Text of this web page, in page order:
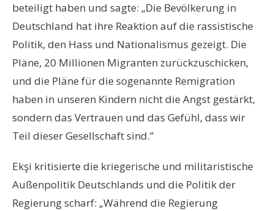
beteiligt haben und sagte: „Die Bevölkerung in
Deutschland hat ihre Reaktion auf die rassistische
Politik, den Hass und Nationalismus gezeigt. Die
Pläne, 20 Millionen Migranten zurückzuschicken,
und die Pläne für die sogenannte Remigration
haben in unseren Kindern nicht die Angst gestärkt,
sondern das Vertrauen und das Gefühl, dass wir
Teil dieser Gesellschaft sind.”
Ekşi kritisierte die kriegerische und militaristische
Außenpolitik Deutschlands und die Politik der
Regierung scharf: „Während die Regierung